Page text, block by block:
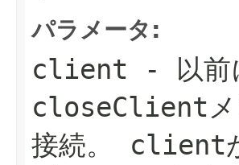
パラメータ:
client - 以前
closeClient
接続。
client